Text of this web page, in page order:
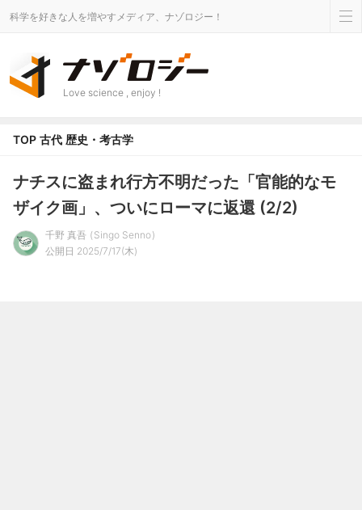
科学を好きな人を増やすメディア、ナゾロジー！
Love science , enjoy !
TOP 古代 歴史・考古学
ナチスに盗まれ行方不明だった「官能的なモ
ザイク画」、ついにローマに返還 (2/2)
千野 真吾
Singo Senno
公開日 2025/7/17(木)